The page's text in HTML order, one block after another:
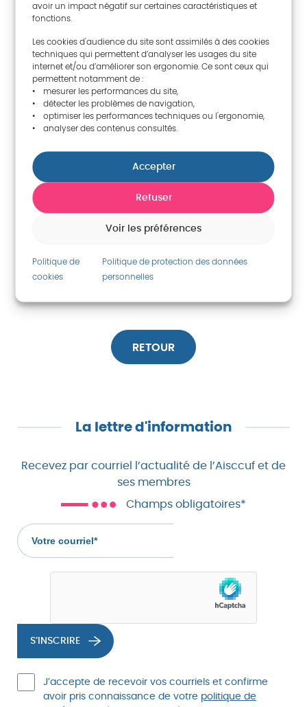
avoir un impact négatif sur certaines caractéristiques et
fonctions.
Les cookies d'audience du site sont assimilés à des cookies
techniques qui permettent d’analyser les usages du site
internet et/ou d’améliorer son ergonomie. Ce sont ceux qui
permettent notamment de :
• mesurer les performances du site,
• détecter les problèmes de navigation,
• optimiser les performances techniques ou l'ergonomie,
• analyser des contenus consultés.
Accepter
Refuser
Voir les préférences
Politique de
cookies
Politique de protection des données
personnelles
l’institution
Contact
Tribunal des comptes du Cap-Vert
+ 238 62 35 52, 62 64 91
Courriel
tcontascaboverde@tcontas.gov.cv
RETOUR
La lettre d'information
Recevez par courriel l’actualité de l’Aisccuf et de
ses membres
Champs obligatoires*
Votre
courriel
S’INSCRIRE
J’accepte de recevoir vos courriels et confirme
avoir pris connaissance de votre politique de